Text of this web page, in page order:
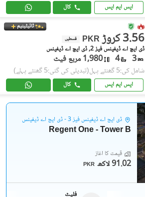
ایس ایم ایس کال
ٹائیٹینیم
PKR 3.56 کروڑ قسطیں
ڈی ایچ اے ڈیفینس فیز 2, ڈی ایچ اے ڈیفینس
3
4 1,980 مربع فیٹ
شامل کی:5 گھنٹے پہل (تبدیلی کی گئی:5 گھنٹے پہلے)
ایس ایم ایس کال
ڈی ایچ اے ڈیفینس فیز 3 - ڈی ایچ اے ڈیفینس
Regent One - Tower B
قیمت کا آغاز
PKR 91.02 لاکھ
فلیٹ